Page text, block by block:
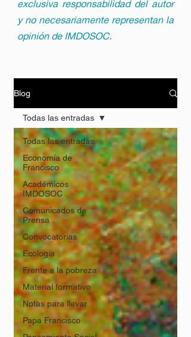
exclusiva responsabilidad del autor
y no necesariamente representan la
opinión de IMDOSOC.
Blog
Todas las entradas
Economía de
Francisco
Académicos
IMDOSOC
Comunicados de
Prensa
Convocatorias
Ecología
Frente a la pobreza
Material formativo
Notas para llevar
Papa Francisco
Todas las entradas